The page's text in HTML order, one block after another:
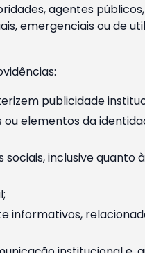
agentes
emergenciais ou de
publicidade
elementos da
inclusive quanto
informativos,